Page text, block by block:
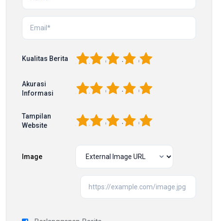
Kualitas Berita 5
4
3
2
Akurasi
Informasi
5
4
3
2
Tampilan
Website
5
4
3
2
Image